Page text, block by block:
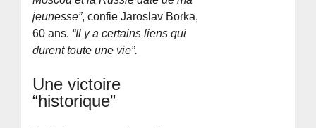
jeunesse”, confie Jaroslav Borka,
60 ans. “Il y a certains liens qui
durent toute une vie”.
Une victoire
“historique”